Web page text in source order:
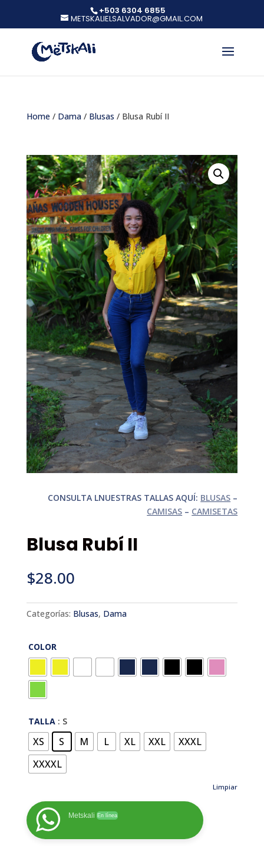
+503 6304 6855
METSKALIELSALVADOR@GMAIL.COM
Home/ Dama/ Blusas / Blusa Rubí II
CONSULTA LNUESTRAS TALLAS AQUÍ: BLUSAS –
CAMISAS – CAMISETAS
Blusa Rubí II
$28.00
Categorías: Blusas, Dama
COLOR
TALLA : S
XS S M L XL XXL
XXXL
XXXXL
Limpiar
Metskali En línea